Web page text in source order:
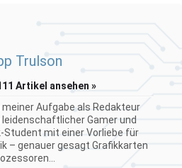
Trulson
Artikel ansehen »
meiner Aufgabe als Redakteur
leidenschaftlicher Gamer und
Student mit einer Vorliebe für
– genauer gesagt Grafikkarten